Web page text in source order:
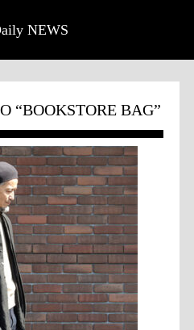
NEWS
“BOOKSTORE BAG”